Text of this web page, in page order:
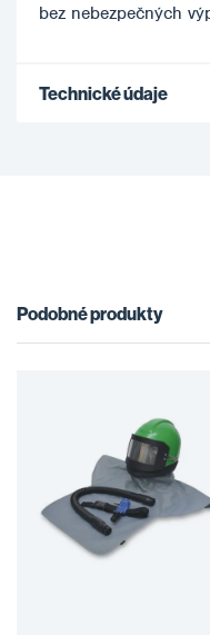
bez nebezpečných
Technické údaje
Podobné produkty